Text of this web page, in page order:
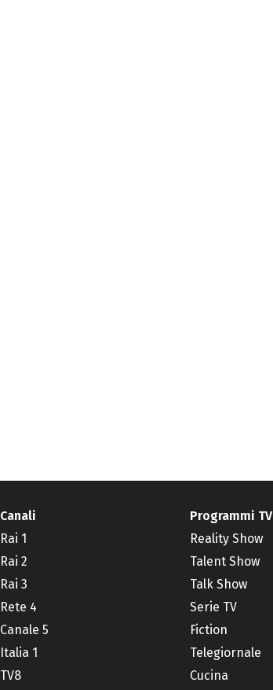
Canali
Rai 1
Rai 2
Rai 3
Rete 4
Canale 5
Italia 1
TV8
Programmi TV
Reality Show
Talent Show
Talk Show
Serie TV
Fiction
Telegiornale
Cucina